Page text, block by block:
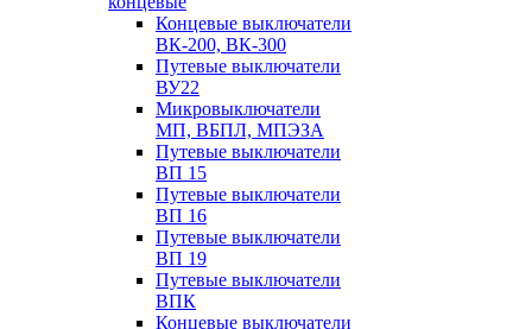
Концевые выключатели
ВК-200, ВК-300
Путевые выключатели
ВУ22
Микровыключатели
МП, ВБПЛ, МПЭЗА
Путевые выключатели
ВП 15
Путевые выключатели
ВП 16
Путевые выключатели
ВП 19
Путевые выключатели
ВПК
Концевые выключатели